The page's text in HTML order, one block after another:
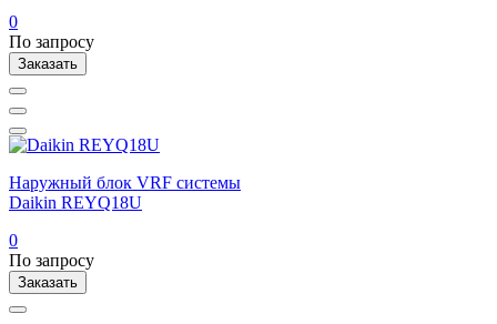
0
По запросу
Заказать
Наружный блок VRF системы
Daikin REYQ18U
0
По запросу
Заказать